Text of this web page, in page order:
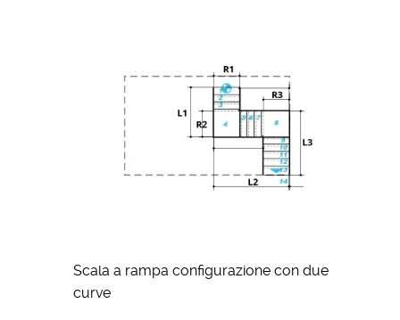
Scala a rampa configurazione con due
curve